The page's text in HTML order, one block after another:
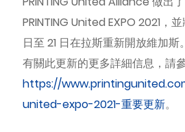
PRINTING United EXPO 2021，
日至 21 日在拉斯重新開放維加斯。
有關此更新的更多詳細信息，請
https://
united-expo-2021-重要更新。